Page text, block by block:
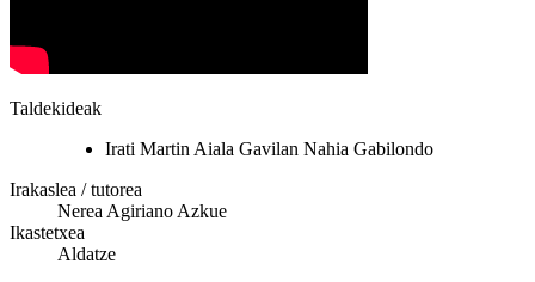
Taldekideak
Irati Martin Aiala Gavilan Nahia Gabilondo
Irakaslea / tutorea
Nerea Agiriano Azkue
Ikastetxea
Aldatze